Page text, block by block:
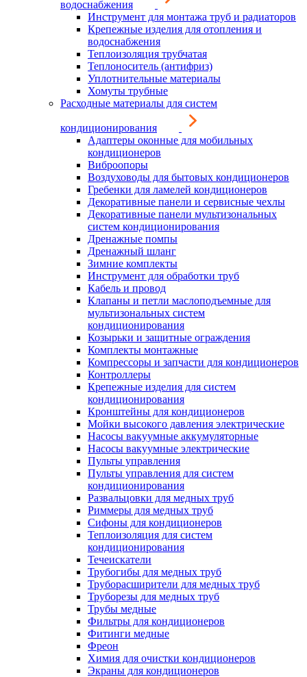
водоснабжения
Инструмент для монтажа труб и радиаторов
Крепежные изделия для отопления и
водоснабжения
Теплоизоляция трубчатая
Теплоноситель (антифриз)
Уплотнительные материалы
Хомуты трубные
Расходные материалы для систем
кондиционирования
Адаптеры оконные для мобильных
кондиционеров
Виброопоры
Воздуховоды для бытовых кондиционеров
Гребенки для ламелей кондиционеров
Декоративные панели и сервисные чехлы
Декоративные панели мультизональных
систем кондиционирования
Дренажные помпы
Дренажный шланг
Зимние комплекты
Инструмент для обработки труб
Кабель и провод
Клапаны и петли маслоподъемные для
мультизональных систем
кондиционирования
Козырьки и защитные ограждения
Комплекты монтажные
Компрессоры и запчасти для кондиционеров
Контроллеры
Крепежные изделия для систем
кондиционирования
Кронштейны для кондиционеров
Мойки высокого давления электрические
Насосы вакуумные аккумуляторные
Насосы вакуумные электрические
Пульты управления
Пульты управления для систем
кондиционирования
Развальцовки для медных труб
Риммеры для медных труб
Сифоны для кондиционеров
Теплоизоляция для систем
кондиционирования
Течеискатели
Трубогибы для медных труб
Труборасширители для медных труб
Труборезы для медных труб
Трубы медные
Фильтры для кондиционеров
Фитинги медные
Фреон
Химия для очистки кондиционеров
Экраны для кондиционеров